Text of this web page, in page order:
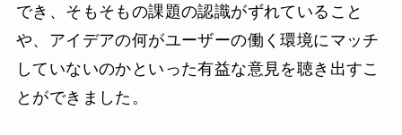
でき、そもそもの課題の認識がずれていること
や、アイデアの何がユーザーの働く環境にマッチ
していないのかといった有益な意見を聴き出すこ
とができました。